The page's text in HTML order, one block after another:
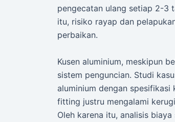
pengecatan ulang setiap 2-3
itu, risiko rayap dan
perbaikan.
Kusen aluminium, meskipun
sistem penguncian. Studi
aluminium dengan
fitting justru mengalami
Oleh karena itu, analisis